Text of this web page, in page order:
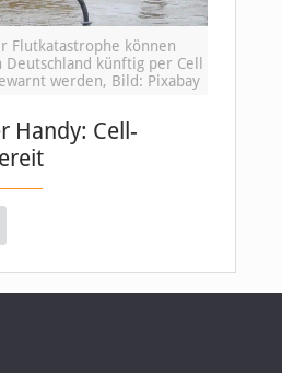
Flutkatastrophe können
Deutschland künftig per Cell
werden, Bild: Pixabay
Handy: Cell-